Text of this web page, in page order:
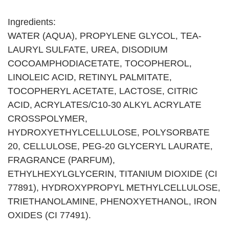
Ingredients:
WATER (AQUA), PROPYLENE GLYCOL, TEA-
LAURYL SULFATE, UREA, DISODIUM
COCOAMPHODIACETATE, TOCOPHEROL,
LINOLEIC ACID, RETINYL PALMITATE,
TOCOPHERYL ACETATE, LACTOSE, CITRIC
ACID, ACRYLATES/C10-30 ALKYL ACRYLATE
CROSSPOLYMER,
HYDROXYETHYLCELLULOSE, POLYSORBATE
20, CELLULOSE, PEG-20 GLYCERYL LAURATE,
FRAGRANCE (PARFUM),
ETHYLHEXYLGLYCERIN, TITANIUM DIOXIDE (CI
77891), HYDROXYPROPYL METHYLCELLULOSE,
TRIETHANOLAMINE, PHENOXYETHANOL, IRON
OXIDES (CI 77491).